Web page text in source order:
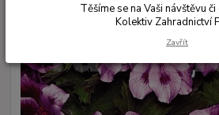
Těšíme se na Vaši návštěvu
Kolektiv Zahradnictví
Zavřít